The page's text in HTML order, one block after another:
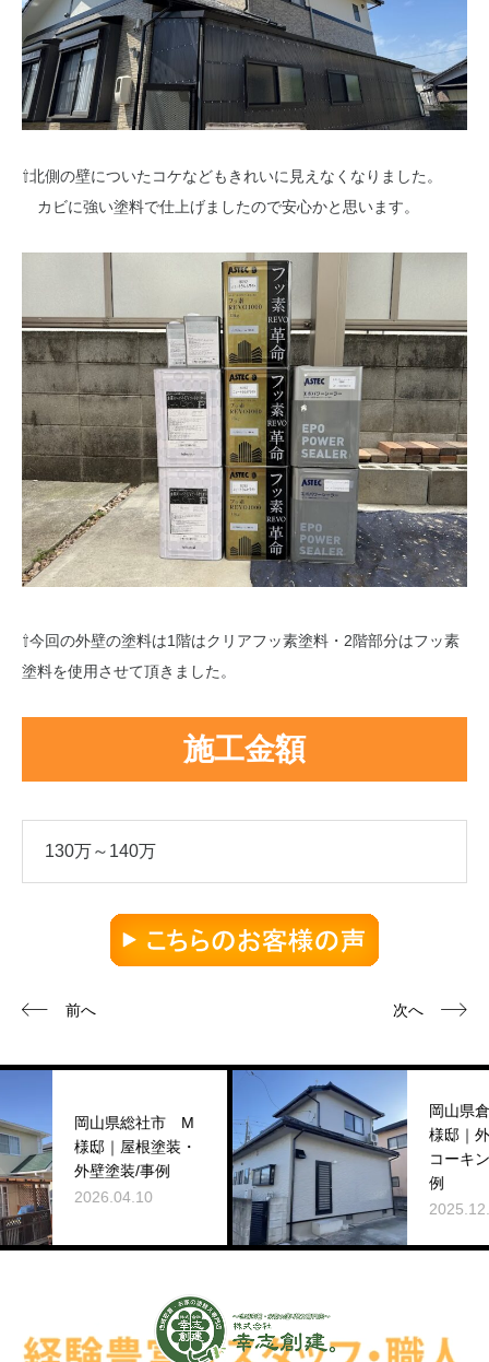
⇧北側の壁についたコケなどもきれいに見えなくなりました。
カビに強い塗料で仕上げましたので安心かと思います。
⇧今回の外壁の塗料は1階はクリアフッ素塗料・2階部分はフッ素
塗料を使用させて頂きました。
施工金額
130万～140万
前へ 次へ
M
・
岡山県倉敷市 N
様邸｜外壁塗装・
コーキング工事/事
例
2025.12.28